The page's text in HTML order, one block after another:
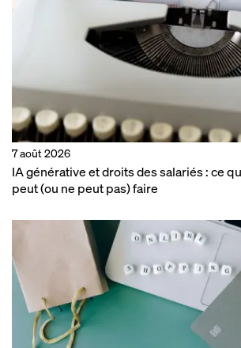
7 août 2026
IA générative et droits des salariés : ce
peut (ou ne peut pas) faire